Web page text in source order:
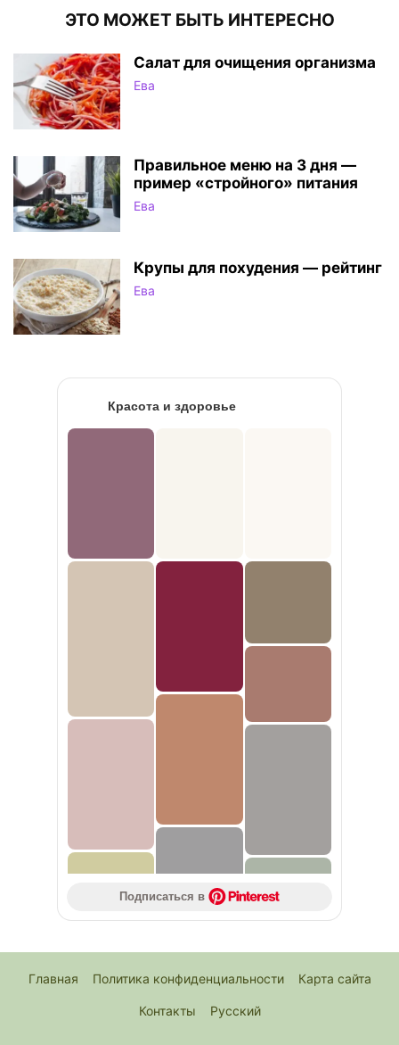
ЭТО МОЖЕТ БЫТЬ ИНТЕРЕСНО
Салат для очищения организма
Ева
Правильное меню на 3 дня —
пример «стройного» питания
Ева
Крупы для похудения — рейтинг
Ева
Красота и здоровье
Подписаться в
Главная Политика конфиденциальности Карта сайта
Контакты Русский